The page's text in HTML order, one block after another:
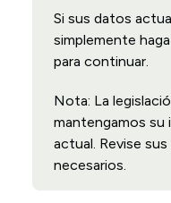
Si sus datos
simplemente
para continuar.
Nota: La
mantengamos su
actual. Revise
necesarios.